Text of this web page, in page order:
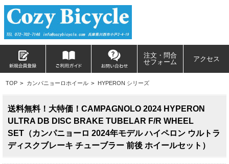
注文・問合
せフォーム
アクセス
TOP > カンパニョーロホイール > HYPERON シリーズ
送料無料！大特価！CAMPAGNOLO 2024 HYPERON
ULTRA DB DISC BRAKE TUBELAR F/R WHEEL
SET（カンパニョーロ 2024年モデル ハイペロン ウルトラ
ディスクブレーキ チューブラー 前後 ホイールセット）